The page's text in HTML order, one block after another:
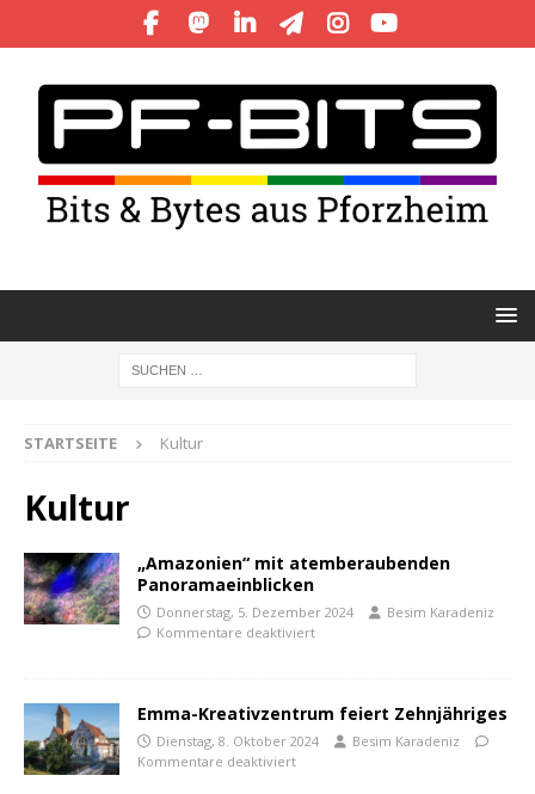
STARTSEITE Kultur
Kultur
„Amazonien“ mit atemberaubenden
Panoramaeinblicken
Donnerstag, 5. Dezember 2024
Besim Karadeniz
Kommentare deaktiviert
Emma-Kreativzentrum feiert Zehnjähriges
Dienstag, 8. Oktober 2024
Besim Karadeniz
Kommentare deaktiviert